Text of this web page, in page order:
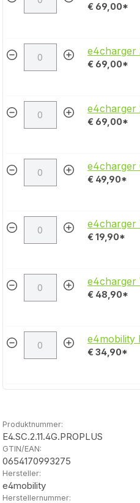
€ 69,00*
e4charger
€ 69,00*
e4charger
€ 69,00*
e4charger
€ 49,90*
e4charger
€ 19,90*
e4charger
€ 48,90*
e4mobility
€ 34,90*
Produktnummer:
E4.SC.2.11.4G.PROPLUS
GTIN/EAN:
0654170993275
Hersteller:
e4mobility
Herstellernummer: